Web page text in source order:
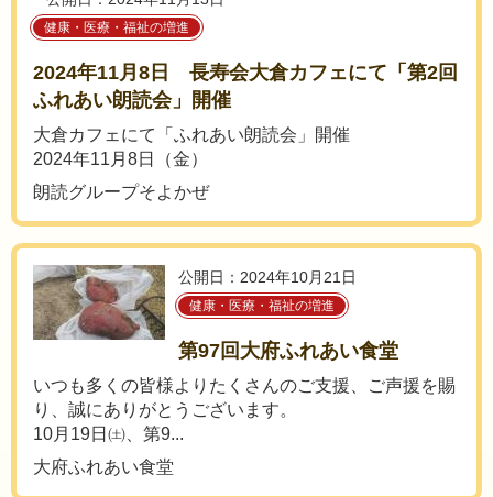
健康・医療・福祉の増進
2024年11月8日 長寿会大倉カフェにて「第2回
ふれあい朗読会」開催
大倉カフェにて「ふれあい朗読会」開催
2024年11月8日（金）
朗読グループそよかぜ
公開日：2024年10月21日
健康・医療・福祉の増進
第97回大府ふれあい食堂
いつも多くの皆様よりたくさんのご支援、ご声援を賜
り、誠にありがとうございます。
10月19日㈯、第9...
大府ふれあい食堂